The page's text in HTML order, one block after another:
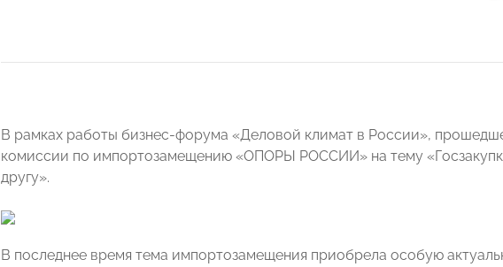
В рамках работы бизнес-форума «Деловой климат в России»,
комиссии по импортозамещению «ОПОРЫ РОССИИ» на тему
другу».
В последнее время тема импортозамещения приобрела особую